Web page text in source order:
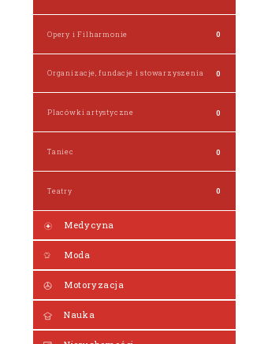
Opery i Filharmonie 0
Organizacje, fundacje i stowarzyszenia 0
Placówki artystyczne 0
Taniec 0
Teatry 0
Medycyna
Moda
Motoryzacja
Nauka